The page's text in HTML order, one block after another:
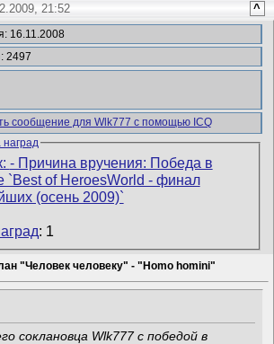
21:52 ^
16.11.2008
2497
наград
: 1
"Человек человеку" - "Homo homini"
соклановца Wlk777 с победой в